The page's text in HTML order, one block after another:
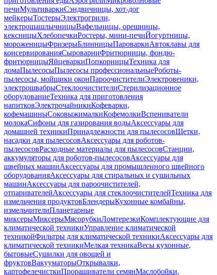
печиМультиваркиСэндвичницы, хот-дог
мейкерыТостерыЭлектрогрили,
электрошашлычницыВафельницы, орешницы,
кексницыХлебопечкиРостеры, мини-печиЙогуртницы,
мороженицыФризерыБлинницыПароваркиАвтоклавы для
консервированияСыроварниФритюрницы, фондю-
фритюрницыЯйцеваркиПопкорницыТехника для
домаПылесосыПылесосы профессиональныеРоботы-
пылесосы, мойщики оконПароочистителиЭлектровеники,
электрошвабрыСтеклоочистителиСтерилизационное
оборудованиеТехника для приготовления
напитковЭлектрочайникиКофеварки,
кофемашиныСоковыжималкиКофемолкиВспениватели
молокаСифоны для газирования водыАксессуары для
домашней техникиПринадлежности для пылесосовЩетки,
насадки для пылесосовАксессуары для роботов-
пылесосовРасходные материалы для пылесосовСтанции,
аккумуляторы для роботов-пылесосовАксессуары для
швейных машинАксессуары для промышленного швейного
оборудованияАксессуары для стиральных и сушильных
машинАксессуары для пароочистителей,
отпаривателейАксессуары для стеклоочистителейТехника для
измельчения продуктовБлендерыКухонные комбайны,
измельчителиПланетарные
миксерыМиксерыМясорубкиЛомтерезкиКомплектующие для
климатической техникиУправление климатической
техникойФильтры для климатической техникиАксессуары для
климатической техникиМелкая техникаВесы кухонные,
бытовыеСушилки для овощей и
фруктовВакууматорыОткрывалки,
картофелечисткиПроращиватели семянМаслобойки,